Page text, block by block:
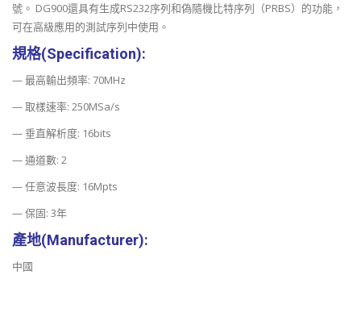
號。 DG900還具有生成RS232序列和偽隨機比特序列（PRBS）的功能，
可在高級應用的測試序列中使用。
規格(Specification):
— 最高輸出頻率: 70MHz
— 取樣速率: 250MSa/s
— 垂直解析度: 16bits
— 通道數: 2
— 任意波長度: 16Mpts
— 保固: 3年
產地(Manufacturer):
中國